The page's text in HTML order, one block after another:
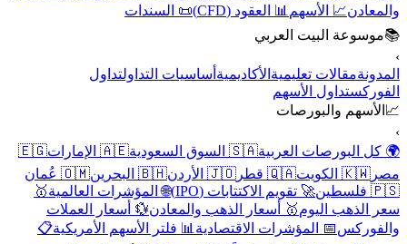
والمعادن📈 الأسهم 📊 العقود (CFD)
📜 السندات
📚موسوعة البيت العربي
›
المدونةمقالات تعليمية الأكاديمية أساسيات التداولتداول
الفوركستداول الأسهم
📈 الأسهم والبورصات
›
🌍 كل البورصات العربية🇸🇦 السوق السعودية 🇦🇪 الإمارات
🇪🇬
مصر 🇰🇼 الكويت 🇶🇦 قطر 🇯🇴 الأردن 🇧🇭 البحرين
🇴🇲 عُمان
🇵🇸 فلسطين
🚀 تقويم الاكتتابات (IPO) 🌐 المؤشرات العالمية🥇
سعر الذهب اليوم🥇 أسعار الذهب والمعادن💱 أسعار العملات
والفوركس📅 المؤشرات الاقتصادية 📊 فلتر الأسهم الأمريكية📋